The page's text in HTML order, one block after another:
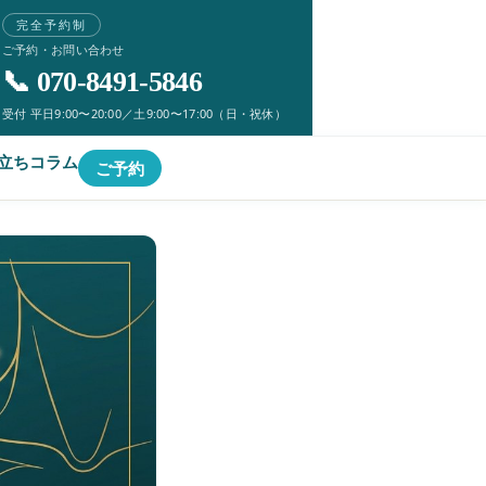
完全予約制
ご予約・お問い合わせ
📞 070-8491-5846
受付 平日9:00〜20:00／土9:00〜17:00（日・祝休）
ちコラム ご予約